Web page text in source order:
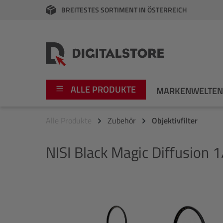
Zur Hauptnavigation springen
BREITESTES SORTIMENT IN ÖSTERREICH
ALLE PRODUKTE MARKENWELTEN
Video
Fujifilm
Alle Produkte Zubehör Objektivfilter
NISI Black Magic Diffusion